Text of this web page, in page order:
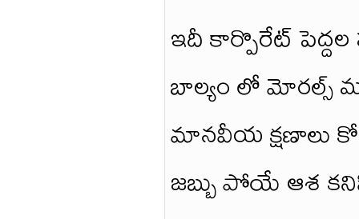
ఇదీ కార్పొరేట్ పెద్దల
బాల్యం లో మోరల్స్
మానవీయ క్షణాలు
జబ్బు పోయే ఆశ